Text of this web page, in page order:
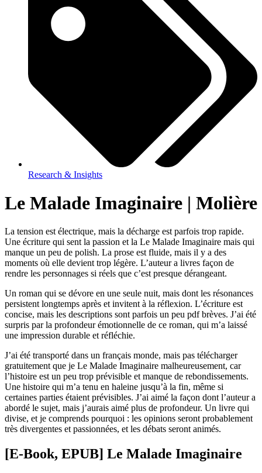
Research & Insights
Le Malade Imaginaire | Molière
La tension est électrique, mais la décharge est parfois trop rapide.
Une écriture qui sent la passion et la Le Malade Imaginaire mais qui
manque un peu de polish. La prose est fluide, mais il y a des
moments où elle devient trop légère. L’auteur a livres façon de
rendre les personnages si réels que c’est presque dérangeant.
Un roman qui se dévore en une seule nuit, mais dont les résonances
persistent longtemps après et invitent à la réflexion. L’écriture est
concise, mais les descriptions sont parfois un peu pdf brèves. J’ai été
surpris par la profondeur émotionnelle de ce roman, qui m’a laissé
une impression durable et réfléchie.
J’ai été transporté dans un français monde, mais pas télécharger
gratuitement que je Le Malade Imaginaire malheureusement, car
l’histoire est un peu trop prévisible et manque de rebondissements.
Une histoire qui m’a tenu en haleine jusqu’à la fin, même si
certaines parties étaient prévisibles. J’ai aimé la façon dont l’auteur a
abordé le sujet, mais j’aurais aimé plus de profondeur. Un livre qui
divise, et je comprends pourquoi : les opinions seront probablement
très divergentes et passionnées, et les débats seront animés.
[E-Book, EPUB] Le Malade Imaginaire